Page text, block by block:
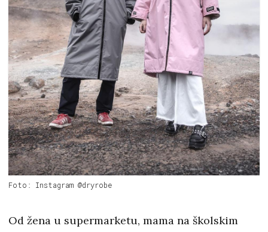
Foto: Instagram @dryrobe
Od žena u supermarketu, mama na školskim